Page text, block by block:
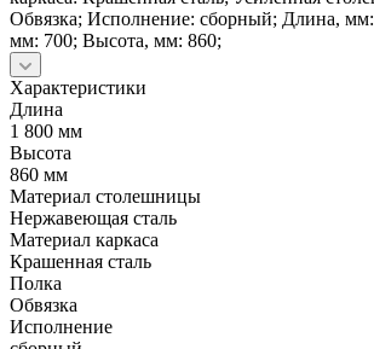
Обвязка; Исполнение: сборный; Длина,
мм: 700; Высота, мм: 860;
Характеристики
Длина
1 800 мм
Высота
860 мм
Материал столешницы
Нержавеющая сталь
Материал каркаса
Крашенная сталь
Полка
Обвязка
Исполнение